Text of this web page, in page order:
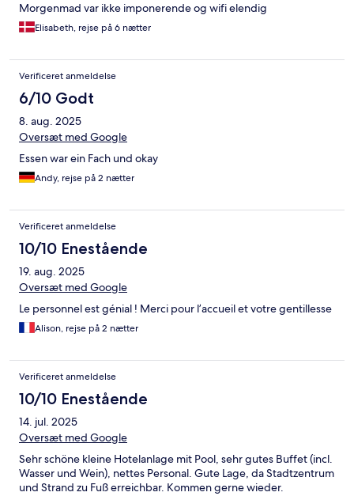
Morgenmad var ikke imponerende og wifi elendig
Elisabeth, rejse på 6 nætter
Verificeret anmeldelse
6/10 Godt
8. aug. 2025
Oversæt med Google
Essen war ein Fach und okay
Andy, rejse på 2 nætter
Verificeret anmeldelse
10/10 Enestående
19. aug. 2025
Oversæt med Google
Le personnel est génial ! Merci pour l’accueil et votre gentillesse
Alison, rejse på 2 nætter
Verificeret anmeldelse
10/10 Enestående
14. jul. 2025
Oversæt med Google
Sehr schöne kleine Hotelanlage mit Pool, sehr gutes Buffet (incl.
Wasser und Wein), nettes Personal. Gute Lage, da Stadtzentrum
und Strand zu Fuß erreichbar. Kommen gerne wieder.